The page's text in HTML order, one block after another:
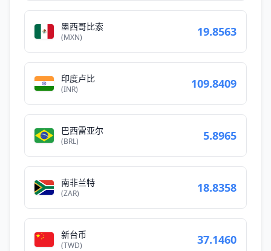
墨西哥比索
(MXN) 19.8563
印度卢比
(INR) 109.8409
巴西雷亚尔
(BRL) 5.8965
南非兰特
(ZAR) 18.8358
新台币
(TWD) 37.1460